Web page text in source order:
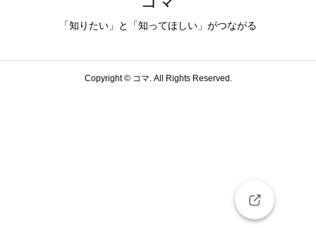
「知りたい」と「知ってほしい」がつながる
Copyright ©コマ. All Rights Reserved.